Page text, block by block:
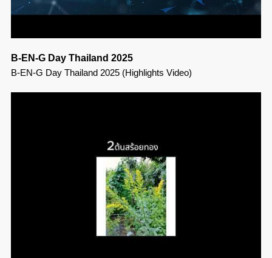
B-EN-G Day Thailand 2025
B-EN-G Day Thailand 2025 (Highlights Video)